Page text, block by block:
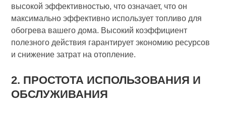
высокой эффективностью, что означает, что он
максимально эффективно использует топливо для
обогрева вашего дома. Высокий коэффициент
полезного действия гарантирует экономию ресурсов
и снижение затрат на отопление.
2. ПРОСТОТА ИСПОЛЬЗОВАНИЯ И
ОБСЛУЖИВАНИЯ